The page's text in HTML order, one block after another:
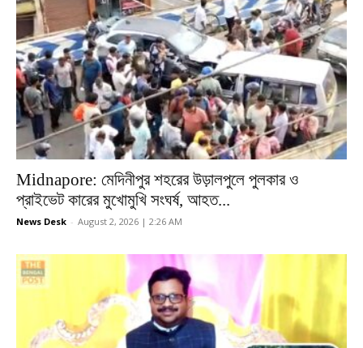
Midnapore: মেদিনীপুর শহরের উড়ালপুলে পুলকার ও
প্রাইভেট কারের মুখোমুখি সংঘর্ষ, আহত...
News Desk - August 2, 2026 | 2:26 AM